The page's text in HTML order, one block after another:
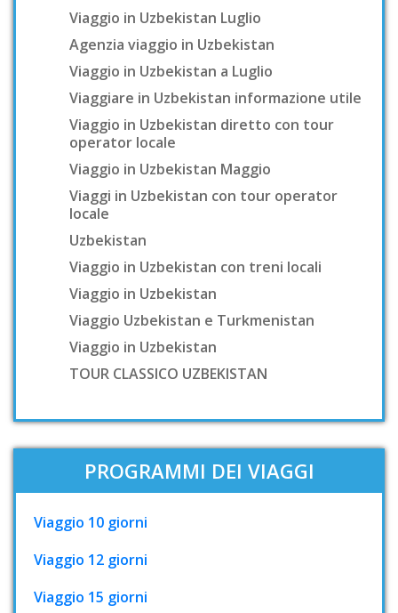
Viaggio in Uzbekistan Luglio
Agenzia viaggio in Uzbekistan
Viaggio in Uzbekistan a Luglio
Viaggiare in Uzbekistan informazione utile
Viaggio in Uzbekistan diretto con tour
operator locale
Viaggio in Uzbekistan Maggio
Viaggi in Uzbekistan con tour operator
locale
Uzbekistan
Viaggio in Uzbekistan con treni locali
Viaggio in Uzbekistan
Viaggio Uzbekistan e Turkmenistan
Viaggio in Uzbekistan
TOUR CLASSICO UZBEKISTAN
PROGRAMMI DEI VIAGGI
Viaggio 10 giorni
Viaggio 12 giorni
Viaggio 15 giorni